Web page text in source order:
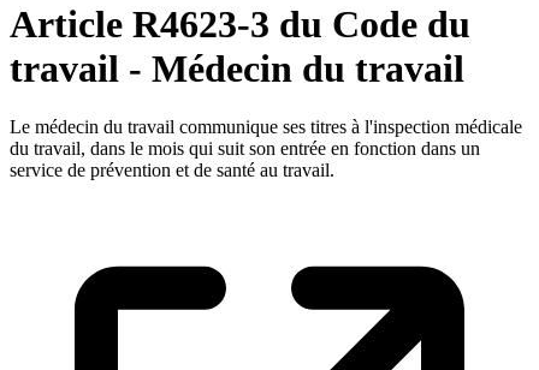
Article R4623-3 du Code du
travail - Médecin du travail
Le médecin du travail communique ses titres à l'inspection médicale
du travail, dans le mois qui suit son entrée en fonction dans un
service de prévention et de santé au travail.